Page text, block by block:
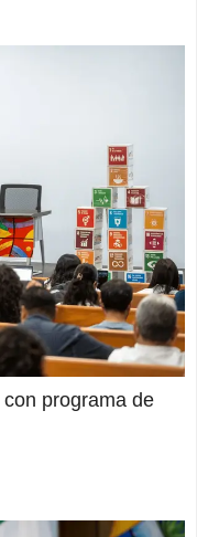
programa de